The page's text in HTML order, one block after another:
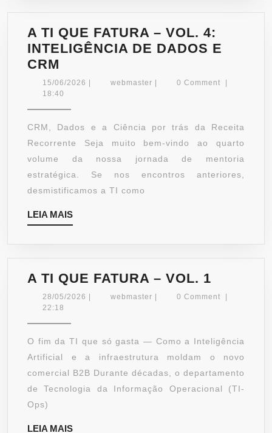
A TI QUE FATURA – VOL. 4:
INTELIGÊNCIA DE DADOS E
CRM
TI
QUE
FATURA
–
VOL.
INTELIGÊNCIA
DE
E
15/06/2026 15/06/2026webmaster webmaster0 Comment
18:40
CRM, Dados e a Ciência por trás da Receita
Recorrente Seja muito bem-vindo ao quarto
volume da nossa jornada de mentoria
estratégica. Se nos encontros anteriores,
desmistificamos a TI como
LEIA MAISLEIA
MAIS
A TI QUE FATURA – VOL. 1
TI
–
VOL.
1
28/05/2026 28/05/2026
| webmaster webmaster
| 0 Comment
|
22:18
O fim da TI que só gasta — Como a Inteligência
Artificial e a infraestrutura moldam o novo
comercial B2B Durante décadas, o departamento
de Tecnologia da Informação Operacional (TI-
Ops)
LEIA MAISLEIA